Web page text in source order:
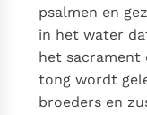
psalmen en
in het water
het sacrament
tong wordt
broeders en